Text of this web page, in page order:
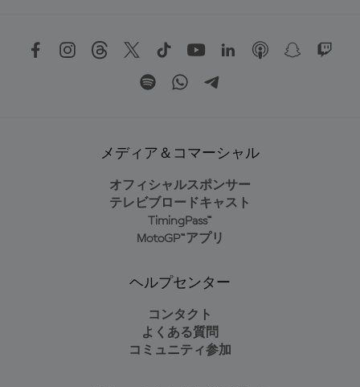
メディア＆コマーシャル
オフィシャルスポンサー
テレビブロードキャスト
TimingPass™
MotoGP™アプリ
ヘルプセンター
コンタクト
よくある質問
コミュニティ参加